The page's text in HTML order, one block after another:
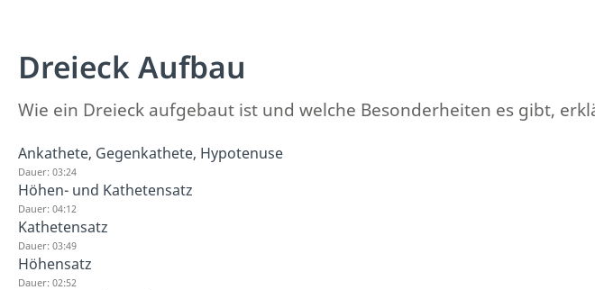
Dreieck Aufbau
Wie ein Dreieck aufgebaut ist und welche Besonderheiten es gibt,
Ankathete, Gegenkathete, Hypotenuse
Dauer: 03:24
Höhen- und Kathetensatz
Dauer: 04:12
Kathetensatz
Dauer: 03:49
Höhensatz
Dauer: 02:52